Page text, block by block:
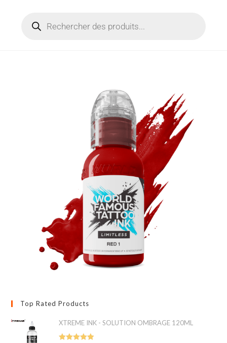
Top Rated Products
XTREME INK - SOLUTION OMBRAGE 120ML